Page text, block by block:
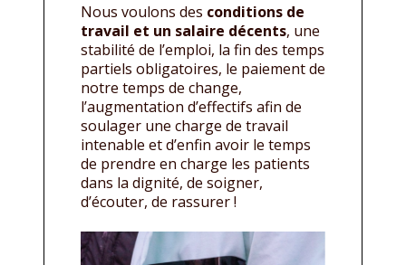
Nous voulons des conditions de
travail et un salaire décents, une
stabilité de l’emploi, la fin des temps
partiels obligatoires, le paiement de
notre temps de change,
l’augmentation d’effectifs afin de
soulager une charge de travail
intenable et d’enfin avoir le temps
de prendre en charge les patients
dans la dignité, de soigner,
d’écouter, de rassurer !